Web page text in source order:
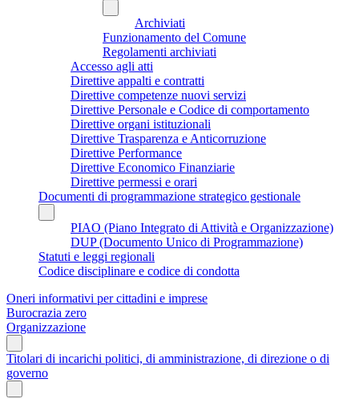
Archiviati
Funzionamento del Comune
Regolamenti archiviati
Accesso agli atti
Direttive appalti e contratti
Direttive competenze nuovi servizi
Direttive Personale e Codice di comportamento
Direttive organi istituzionali
Direttive Trasparenza e Anticorruzione
Direttive Performance
Direttive Economico Finanziarie
Direttive permessi e orari
Documenti di programmazione strategico gestionale
PIAO (Piano Integrato di Attività e Organizzazione)
DUP (Documento Unico di Programmazione)
Statuti e leggi regionali
Codice disciplinare e codice di condotta
Oneri informativi per cittadini e imprese
Burocrazia zero
Organizzazione
Titolari di incarichi politici, di amministrazione, di direzione o di
governo